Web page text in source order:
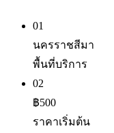
01
นครราชสีมา
พื้นที่บริการ
02
฿500
ราคาเริ่มต้น